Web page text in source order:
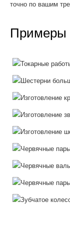
точно по вашим
Примеры